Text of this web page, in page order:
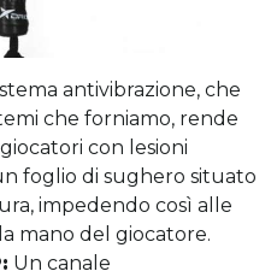
antivibrazione, che
che forniamo, rende
con lesioni
foglio di sughero situato
impedendo così alle
mano del giocatore.
Un canale